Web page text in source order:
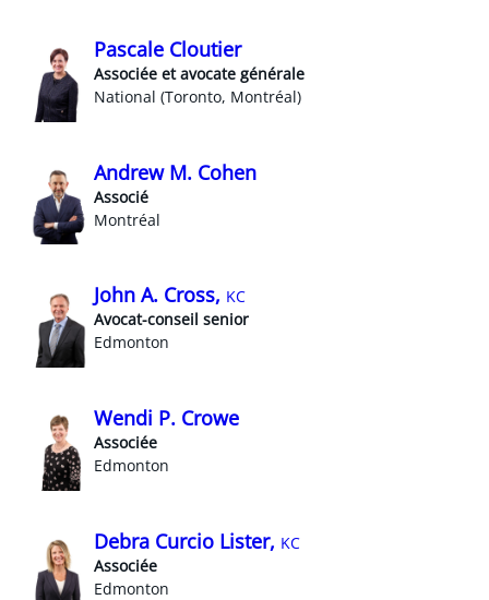
Pascale Cloutier
Associée et avocate générale
National (Toronto, Montréal)
Andrew M. Cohen
Associé
Montréal
John A. Cross, KC
Avocat-conseil senior
Edmonton
Wendi P. Crowe
Associée
Edmonton
Debra Curcio Lister, KC
Associée
Edmonton